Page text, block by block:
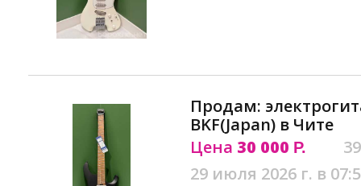
Продам:
BKF(Japan) в Чите
Цена 30 000 Р.
29 июля 2026 г. в